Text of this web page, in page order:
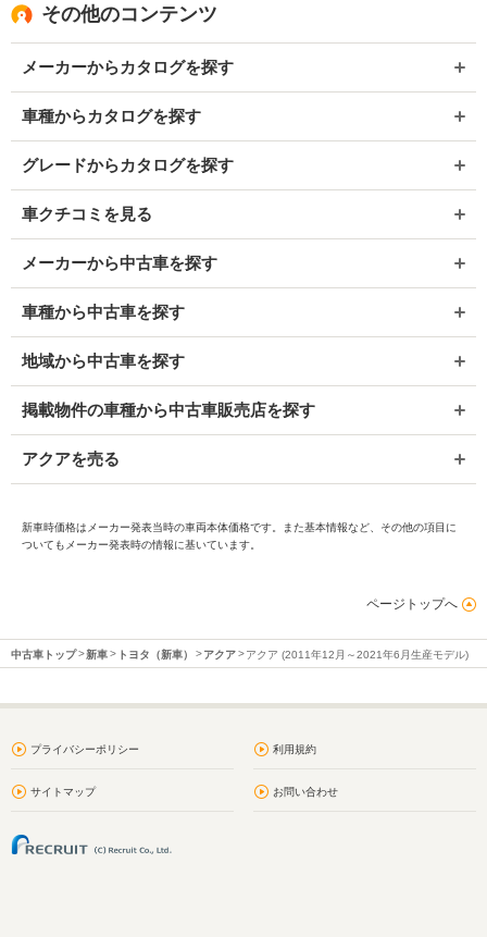
その他のコンテンツ
メーカーからカタログを探す
車種からカタログを探す
グレードからカタログを探す
車クチコミを見る
メーカーから中古車を探す
車種から中古車を探す
地域から中古車を探す
掲載物件の車種から中古車販売店を探す
アクアを売る
新車時価格はメーカー発表当時の車両本体価格です。また基本情報など、その他の項目に
ついてもメーカー発表時の情報に基いています。
ページトップへ
中古車トップ 新車 トヨタ（新車） アクア アクア (2011年12月～2021年6月生産モデル)
プライバシーポリシー 利用規約
サイトマップ お問い合わせ